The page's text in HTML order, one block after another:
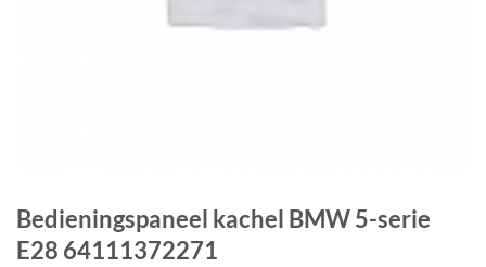
Bedieningspaneel kachel BMW 5-serie
E28 64111372271